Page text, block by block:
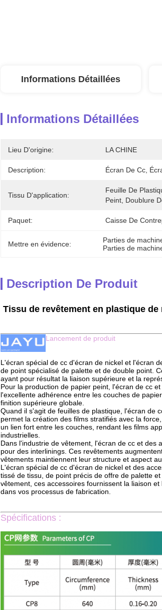
Informations Détaillées
Informations Détaillées
Lieu D'origine: LA CHINE
Description: Écran De Cc,
Tissu D'application:
Feuille De
Peint, Doublure
Paquet: Caisse De
Mettre en évidence: Parties de
Parties de
Description De Produit
Tissu de revêtement en plastique
Lancement de produit
L'écran spécial de cc d'écran de nickel et l'écran
de point spécialisé de palette et de double point.
ayant pour résultat la liaison supérieure et la
Pour la production de papier peint, l'écran de cc
l'excellente adhérence entre les couches de
finition supérieure globale.
Quand il s'agit de feuilles de plastique, l'écran de
permet la création des films stratifiés avec la
un lien fort entre les couches, rendant les films
industrielles.
Dans l'industrie de vêtement, l'écran de cc et des
pour des interlinings. Ces revêtements
vêtements maintiennent leur structure et aspect
L'écran spécial de cc d'écran de nickel et des
tissé de tissu, de point précis de offre de palette
vêtement, ces accessoires fournissent la liaison
dans vos processus de fabrication.
Spécifications :